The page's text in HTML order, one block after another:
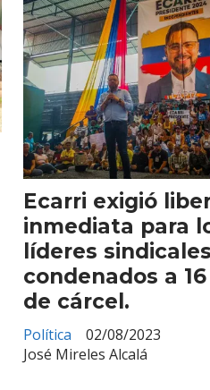
Ecarri exigió
inmediata para
líderes sindicales
condenados a
de cárcel.
José Mireles Alcalá
Política 02/08/2023